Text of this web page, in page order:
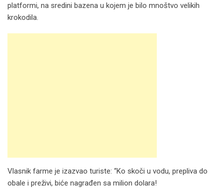
platformi, na sredini bazena u kojem je bilo mnoštvo velikih
krokodila.
Vlasnik farme je izazvao turiste: “Ko skoči u vodu, prepliva do
obale i preživi, biće nagrađen sa milion dolara!